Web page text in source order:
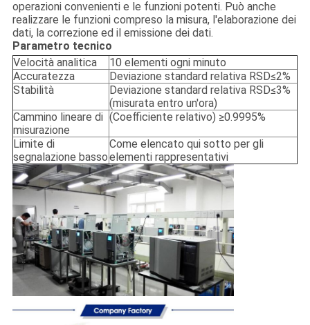
operazioni convenienti e le funzioni potenti. Può anche
realizzare le funzioni compreso la misura, l'elaborazione dei
dati, la correzione ed il emissione dei dati.
Parametro tecnico
Velocità analitica
10 elementi ogni minuto
Accuratezza
Deviazione standard relativa RSD≤2%
Stabilità
Deviazione standard relativa RSD≤3%
(misurata entro un'ora)
Cammino lineare di
misurazione
(Coefficiente relativo) ≥0.9995%
Limite di
segnalazione basso
Come elencato qui sotto per gli
elementi rappresentativi